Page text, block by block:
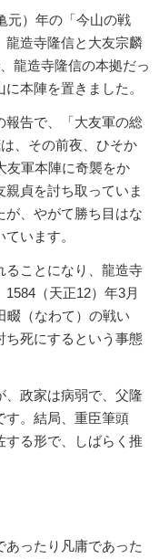
元）年の「今山の戦
龍造寺隆信と大友宗麟
龍造寺隆信の本拠だっ
本陣を置きました。
告で、「大友軍の総
、その前夜、ひそか
友軍本陣に奇襲をか
貞を討ち取っていま
が、やがて勝ち目はな
います。
ことになり、龍造寺
（天正12）年3月
畷（なわて）の戦い
ち死にするという事態
政家は病弱で、父隆
す。結局、重臣筆頭
する形で、しばらく推
ったり凡庸であった